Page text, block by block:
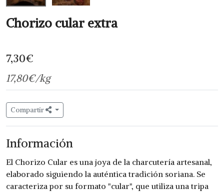
Chorizo cular extra
7,30€
17,80€/kg
Compartir
Información
El Chorizo Cular es una joya de la charcutería artesanal,
elaborado siguiendo la auténtica tradición soriana. Se
caracteriza por su formato "cular", que utiliza una tripa